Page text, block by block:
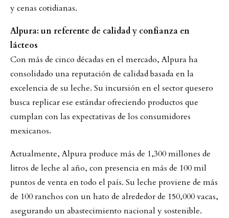
y cenas cotidianas.
Alpura: un referente de calidad y confianza en
lácteos
Con más de cinco décadas en el mercado, Alpura ha
consolidado una reputación de calidad basada en la
excelencia de su leche. Su incursión en el sector quesero
busca replicar ese estándar ofreciendo productos que
cumplan con las expectativas de los consumidores
mexicanos.
Actualmente, Alpura produce más de 1,300 millones de
litros de leche al año, con presencia en más de 100 mil
puntos de venta en todo el país. Su leche proviene de más
de 100 ranchos con un hato de alrededor de 150,000 vacas,
asegurando un abastecimiento nacional y sostenible.